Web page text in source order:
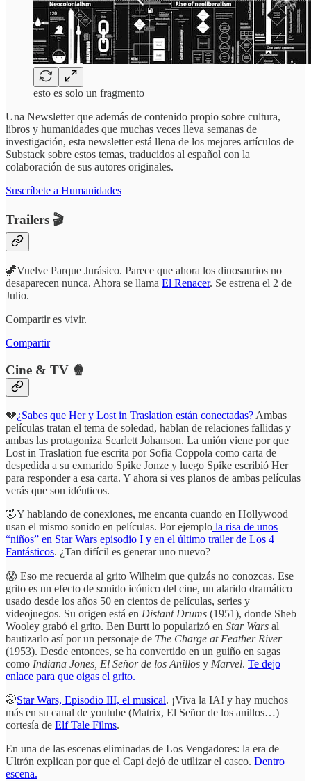
esto es solo un fragmento
Una Newsletter que además de contenido propio sobre cultura,
libros y humanidades que muchas veces lleva semanas de
investigación, esta newsletter está llena de los mejores artículos de
Substack sobre estos temas, traducidos al español con la
colaboración de sus autores originales.
Suscríbete a Humanidades
Trailers 🎬
🦖Vuelve Parque Jurásico. Parece que ahora los dinosaurios no
desaparecen nunca. Ahora se llama El Renacer. Se estrena el 2 de
Julio.
Compartir es vivir.
Compartir
Cine & TV 🍿
💔¿Sabes que Her y Lost in Traslation están conectadas? Ambas
películas tratan el tema de soledad, hablan de relaciones fallidas y
ambas las protagoniza Scarlett Johanson. La unión viene por que
Lost in Traslation fue escrita por Sofia Coppola como carta de
despedida a su exmarido Spike Jonze y luego Spike escribió Her
para responder a esa carta. Y ahora si ves planos de ambas películas
verás que son idénticos.
🤣Y hablando de conexiones, me encanta cuando en Hollywood
usan el mismo sonido en películas. Por ejemplo la risa de unos
“niños” en Star Wars episodio I y en el último trailer de Los 4
Fantásticos. ¿Tan difícil es generar uno nuevo?
😱 Eso me recuerda al grito Wilheim que quizás no conozcas. Ese
grito es un efecto de sonido icónico del cine, un alarido dramático
usado desde los años 50 en cientos de películas, series y
videojuegos. Su origen está en Distant Drums (1951), donde Sheb
Wooley grabó el grito. Ben Burtt lo popularizó en Star Wars al
bautizarlo así por un personaje de The Charge at Feather River
(1953). Desde entonces, se ha convertido en un guiño en sagas
como Indiana Jones, El Señor de los Anillos y Marvel. Te dejo
enlace para que oigas el grito.
🤭Star Wars, Episodio III, el musical. ¡Viva la IA! y hay muchos
más en su canal de youtube (Matrix, El Señor de los anillos…)
cortesía de Elf Tale Films.
En una de las escenas eliminadas de Los Vengadores: la era de
Ultrón explican por que el Capi dejó de utilizar el casco. Dentro
escena.